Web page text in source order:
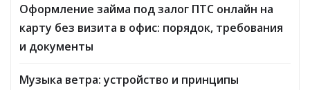
Оформление займа под залог ПТС онлайн на
карту без визита в офис: порядок, требования
и документы
Музыка ветра: устройство и принципы